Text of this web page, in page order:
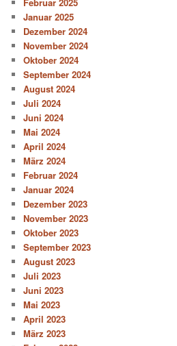
Januar 2025
Dezember 2024
November 2024
Oktober 2024
September 2024
August 2024
Juli 2024
Juni 2024
Mai 2024
April 2024
März 2024
Februar 2024
Januar 2024
Dezember 2023
November 2023
Oktober 2023
September 2023
August 2023
Juli 2023
Juni 2023
Mai 2023
April 2023
März 2023